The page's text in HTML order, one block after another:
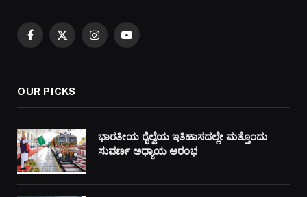
Facebook
X
InstagramYouTube
OUR PICKS
ಭಾರತೀಯ ರೈಲ್ವೆಯ ಇತಿಹಾಸದಲ್ಲೇ ಮತ್ತೊಂದು
ಸುವರ್ಣ ಅಧ್ಯಾಯ ಆರಂಭ